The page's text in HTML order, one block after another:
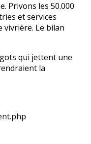
Privons les 50.000
et services
vivrière. Le bilan
qui jettent une
la